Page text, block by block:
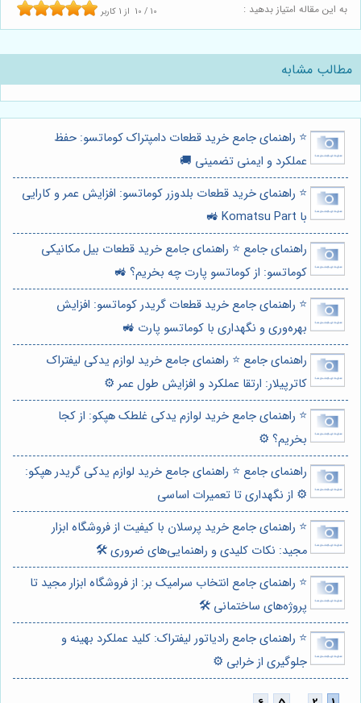
به این مقاله امتیاز بدهید : 10 / 10 از 1 کاربر
مطالب مشابه
⭐️ راهنمای جامع خرید قطعات دامپتراک کوماتسو: حفظ
عملکرد و ایمنی تضمینی 🚚
⭐️ راهنمای خرید قطعات بلدوزر کوماتسو: افزایش عمر و کارایی
با Komatsu Part 🚜
راهنمای جامع ⭐️ راهنمای جامع خرید قطعات بیل مکانیکی
کوماتسو: از کوماتسو پارت چه بخریم؟ 🚜
⭐️ راهنمای جامع خرید قطعات گریدر کوماتسو: افزایش
بهره‌وری و نگهداری با کوماتسو پارت 🚜
راهنمای جامع ⭐️ راهنمای جامع خرید لوازم یدکی لیفتراک
کاترپیلار: ارتقا عملکرد و افزایش طول عمر ⚙️
⭐️ راهنمای جامع خرید لوازم یدکی غلطک هپکو: از کجا
بخریم؟ ⚙️
راهنمای جامع ⭐️ راهنمای جامع خرید لوازم یدکی گریدر هپکو:
⚙️ از نگهداری تا تعمیرات اساسی
⭐️ راهنمای جامع خرید پرسلان با کیفیت از فروشگاه ابزار
مجید: نکات کلیدی و راهنمایی‌های ضروری 🛠️
⭐️ راهنمای جامع انتخاب سرامیک بر: از فروشگاه ابزار مجید تا
پروژه‌های ساختمانی 🛠️
⭐️ راهنمای جامع رادیاتور لیفتراک: کلید عملکرد بهینه و
جلوگیری از خرابی ⚙️